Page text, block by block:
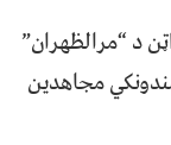
د “مرالظهران”
مجاهدين